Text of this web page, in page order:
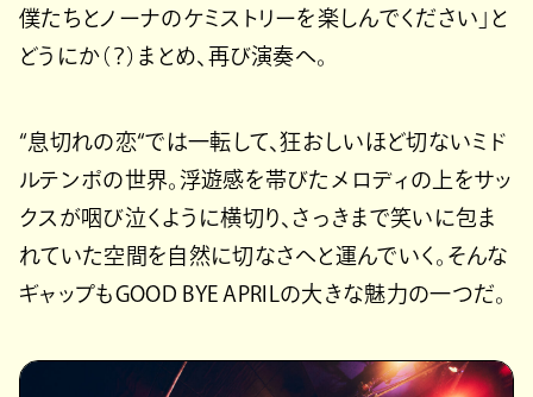
僕たちとノーナのケミストリーを楽しんでください」と
どうにか（？）まとめ、再び演奏へ。
“息切れの恋“では一転して、狂おしいほど切ないミド
ルテンポの世界。浮遊感を帯びたメロディの上をサッ
クスが咽び泣くように横切り、さっきまで笑いに包ま
れていた空間を自然に切なさへと運んでいく。そんな
ギャップもGOOD BYE APRILの大きな魅力の一つだ。